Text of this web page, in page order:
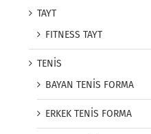
TAYT
FITNESS TAYT
TENİS
BAYAN TENİS FORMA
ERKEK TENİS FORMA